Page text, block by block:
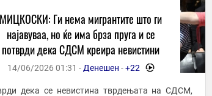
МИЦКОСКИ: Ги нема мигрантите што ги
најавуваа, но ќе има брза пруга и се
потврди дека СДСМ креира невистини
14/06/2026 01:31 - Денешен -+22 -
дека се невистина тврдењата на СДСМ,